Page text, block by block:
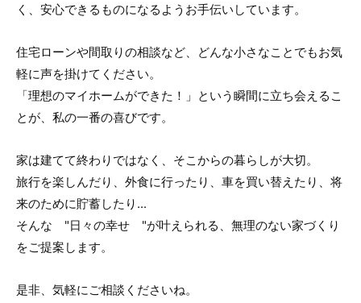
く、安心できるものになるようお手伝いしています。
住宅ローンや間取りの相談など、どんな小さなことでもお気
軽に声を掛けてください。
「理想のマイホームができた！」という瞬間に立ち会えるこ
とが、私の一番の喜びです。
家は建てて終わりではなく、そこからの暮らしが大切。
旅行を楽しんだり、外食に行ったり、車を買い替えたり、将
来のために貯蓄したり...
そんな "日々の幸せ "が叶えられる、無理のない家づくり
をご提案します。
是非、気軽にご相談くださいね。